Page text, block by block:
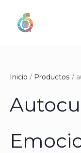
contenido
Inicio Productos